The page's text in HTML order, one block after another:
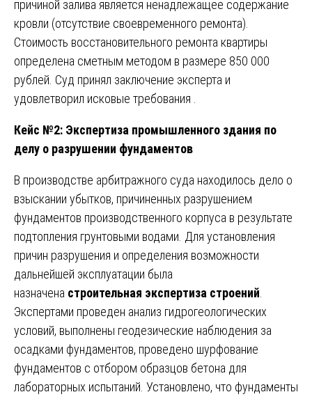
причиной залива является ненадлежащее содержание
кровли (отсутствие своевременного ремонта).
Стоимость восстановительного ремонта квартиры
определена сметным методом в размере 850 000
рублей. Суд принял заключение эксперта и
удовлетворил исковые требования .
Кейс №2: Экспертиза промышленного здания по
делу о разрушении фундаментов
В производстве арбитражного суда находилось дело о
взыскании убытков, причиненных разрушением
фундаментов производственного корпуса в результате
подтопления грунтовыми водами. Для установления
причин разрушения и определения возможности
дальнейшей эксплуатации была
назначена строительная экспертиза строений
Экспертами проведен анализ гидрогеологических
условий, выполнены геодезические наблюдения за
осадками фундаментов, проведено шурфование
фундаментов с отбором образцов бетона для
лабораторных испытаний. Установлено, что фундаменты